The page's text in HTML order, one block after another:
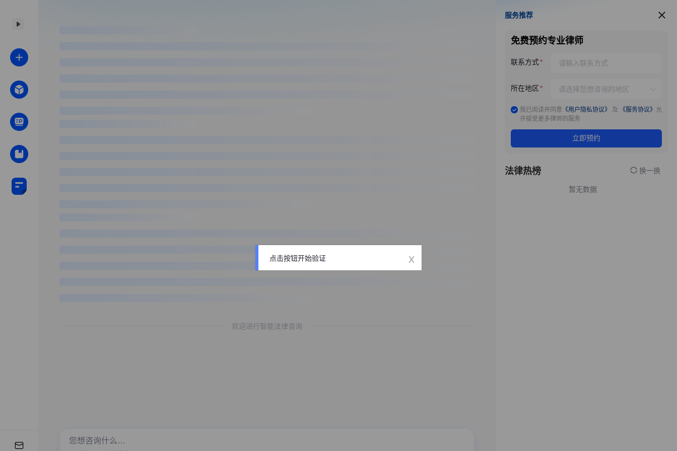
欢迎进行智能法律咨询
服务推荐
服务推荐
免费预约专业律师
联系方式
所在地区
我已阅读并同意 《用户隐私协议》 及 《服务协议》 允
许接受更多律师的服务
立即预约
法律热榜 换一换
暂无数据
点击按钮开始验证 x